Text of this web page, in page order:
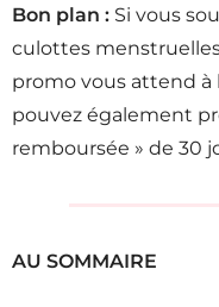
Bon plan : Si vous
culottes
promo vous attend à
pouvez également
remboursée » de 30
AU SOMMAIRE